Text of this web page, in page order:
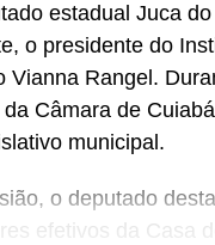
estadual Juca
o presidente do
Vianna Rangel.
da Câmara de
municipal.
o deputado
efetivos da Casa